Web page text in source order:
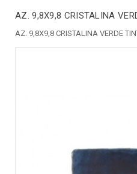
AZ. 9,8X9,8 CRISTALINA
AZ. 9,8X9,8 CRISTALINA VERDE